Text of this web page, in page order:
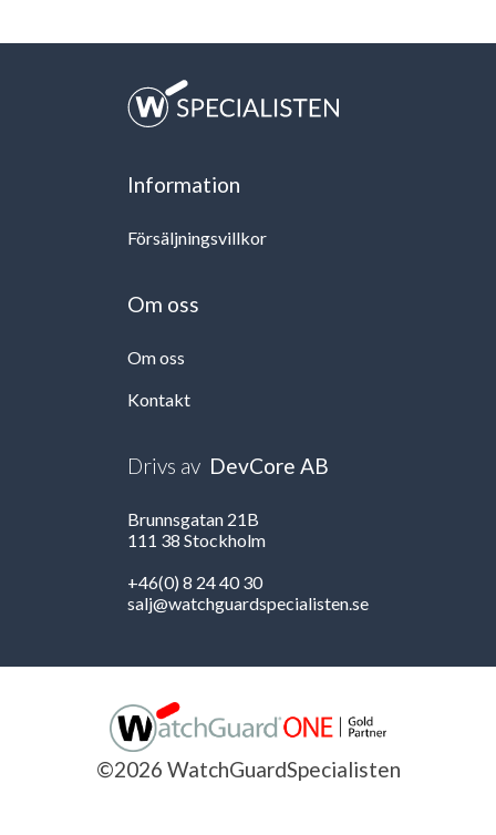
Information
Försäljningsvillkor
Om oss
Om oss
Kontakt
Drivs av DevCore AB
Brunnsgatan 21B
111 38 Stockholm
+46(0) 8 24 40 30
salj@watchguardspecialisten.se
©2026 WatchGuardSpecialisten